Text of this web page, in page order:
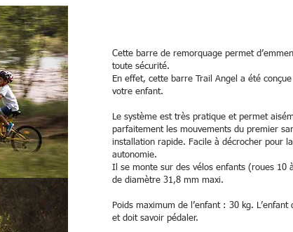
Cette barre de remorquage permet
toute sécurité.
En effet, cette barre Trail Angel a été
votre enfant.
Le système est très pratique et permet
parfaitement les mouvements du premier
installation rapide. Facile à décrocher pour
autonomie.
Il se monte sur des vélos enfants (roues 10
de diamètre 31,8 mm maxi.
Poids maximum de l’enfant : 30 kg.
et doit savoir pédaler.